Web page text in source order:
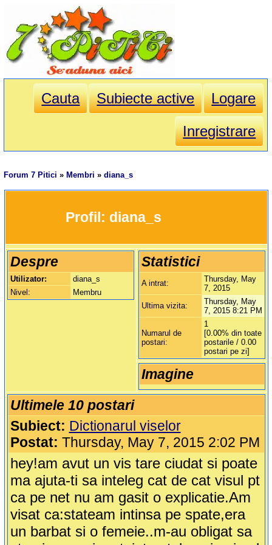
Cauta Subiecte active
Logare
Inregistrare
Forum 7 Pitici » Membri »diana_s
		Profil:
diana_s
Despre
Utilizator:
diana_s
Nivel:
Membru
Statistici
A intrat:
Thursday, May
7, 2015
Ultima vizita:
Thursday, May
7, 2015 8:21 PM
Numarul de
postari:
1
[0.00% din toate
postarile / 0.00
postari pe zi]
Imagine
Ultimele 10 postari
Subiect: Dictionarul viselor
Postat: Thursday, May 7, 2015 2:02 PM
hey!am avut un vis tare ciudat si poate
ma ajuta-ti sa inteleg cat de cat visul pt
ca pe net nu am gasit o explicatie.Am
visat ca:stateam intinsa pe spate,era
un barbat si o femeie..m-au obligat sa